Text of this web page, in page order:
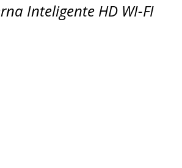
Inteligente HD WI-FI